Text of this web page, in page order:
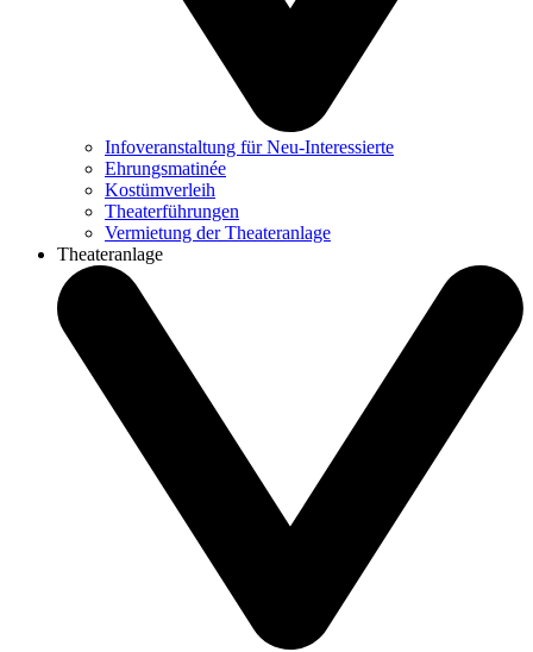
Infoveranstaltung für Neu-Interessierte
Ehrungsmatinée
Kostümverleih
Theaterführungen
Vermietung der Theateranlage
Theateranlage